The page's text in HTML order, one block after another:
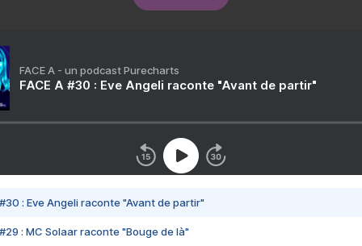
FACE A - un podcast Purecharts
FACE A #30 : Eve Angeli raconte "Avant de partir"
#30 : Eve Angeli raconte "Avant de partir"
#29 : MC Solaar raconte "Bouge de là"